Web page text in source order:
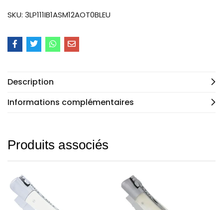
SKU: 3LP111IB1ASM12AOT0BLEU
Description
Informations complémentaires
Produits associés